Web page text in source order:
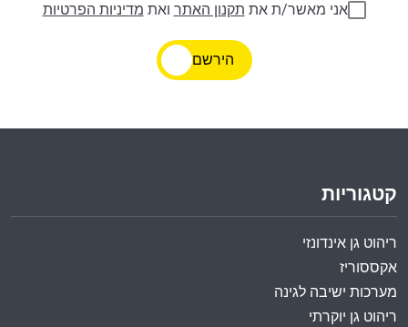
אני מאשר/ת את תקנון האתר ואת מדיניות הפרטיות
הירשם
קטגוריות
ריהוט גן אינדונזי
אקססוריז
מערכות ישיבה לגינה
ריהוט גן יוקרתי